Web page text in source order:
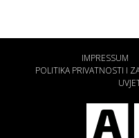
IMPRESSUM
POLITIKA PRIVATNOSTI I